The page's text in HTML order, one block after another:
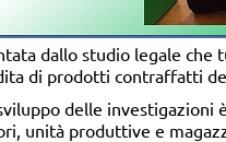
dallo studio legale che
di prodotti contraffatti
delle investigazioni
unità produttive e